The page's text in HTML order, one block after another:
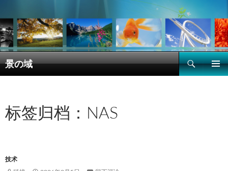
景の域
搜
索
文
标签归档：NAS
技术